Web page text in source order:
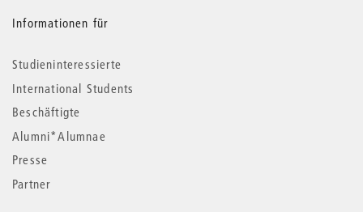
Informationen für
Studieninteressierte
International Students
Beschäftigte
Alumni*Alumnae
Presse
Partner